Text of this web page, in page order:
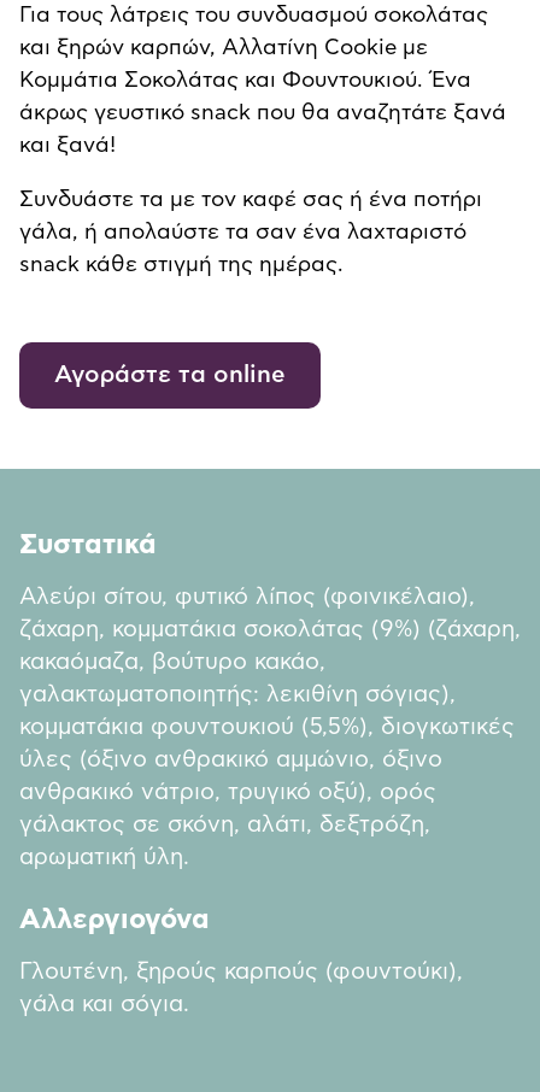
Για τους λάτρεις του συνδυασμού σοκολάτας
και ξηρών καρπών, Αλλατίνη Cookie με
Κομμάτια Σοκολάτας και Φουντουκιού. Ένα
άκρως γευστικό snack που θα αναζητάτε ξανά
και ξανά!
Συνδυάστε τα με τον καφέ σας ή ένα ποτήρι
γάλα, ή απολαύστε τα σαν ένα λαχταριστό
snack κάθε στιγμή της ημέρας.
Αγοράστε τα online
Συστατικά
Αλεύρι σίτου, φυτικό λίπος (φοινικέλαιο),
ζάχαρη, κομματάκια σοκολάτας (9%) (ζάχαρη,
κακαόμαζα, βούτυρο κακάο,
γαλακτωματοποιητής: λεκιθίνη σόγιας),
κομματάκια φουντουκιού (5,5%), διογκωτικές
ύλες (όξινο ανθρακικό αμμώνιο, όξινο
ανθρακικό νάτριο, τρυγικό οξύ), ορός
γάλακτος σε σκόνη, αλάτι, δεξτρόζη,
αρωματική ύλη.
Αλλεργιογόνα
Γλουτένη, ξηρούς καρπούς (φουντούκι),
γάλα και σόγια.